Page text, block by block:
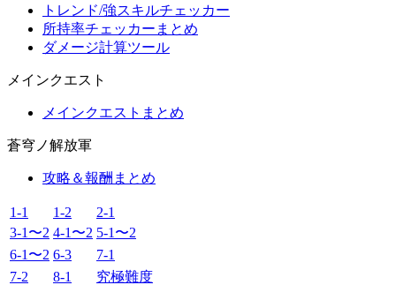
トレンド/強スキルチェッカー
所持率チェッカーまとめ
ダメージ計算ツール
メインクエスト
メインクエストまとめ
蒼穹ノ解放軍
攻略＆報酬まとめ
1-1 1-2
2-1
3-1〜2 4-1〜2 5-1〜2
6-1〜2 6-3
7-1
7-2
8-1
究極難度